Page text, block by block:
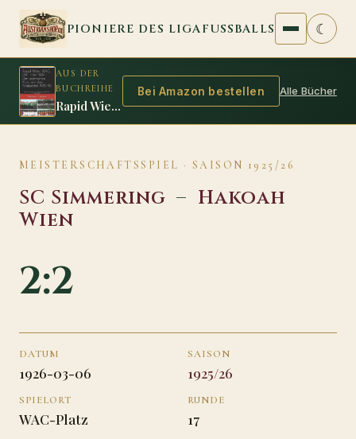
Zum Inhalt springen
PIONIERE DES LIGAFUSSBALLS ☾
AUS DER
BUCHREIHE
Rapid Wien, WAC, FAC oder WAF: Der spannende Krimi um den Meistertitel 1915/16
Bei Amazon bestellen Alle Bücher
MEISTERSCHAFTSSPIEL · SAISON 1925/26
SC Simmering – Hakoah
Wien
2:2
DATUM
1926-03-06
SAISON
1925/26
SPIELORT
WAC-Platz
RUNDE
17